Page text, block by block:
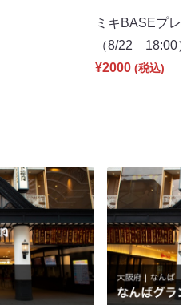
ミキBASEプレ
（8/22 18:00）
¥2000 (税込)